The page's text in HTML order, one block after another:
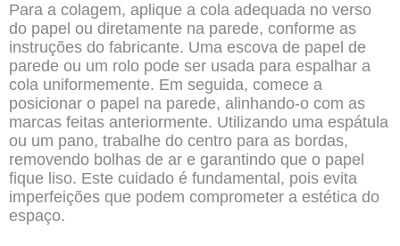
Para a colagem, aplique a cola adequada no verso
do papel ou diretamente na parede, conforme as
instruções do fabricante. Uma escova de papel de
parede ou um rolo pode ser usada para espalhar a
cola uniformemente. Em seguida, comece a
posicionar o papel na parede, alinhando-o com as
marcas feitas anteriormente. Utilizando uma espátula
ou um pano, trabalhe do centro para as bordas,
removendo bolhas de ar e garantindo que o papel
fique liso. Este cuidado é fundamental, pois evita
imperfeições que podem comprometer a estética do
espaço.